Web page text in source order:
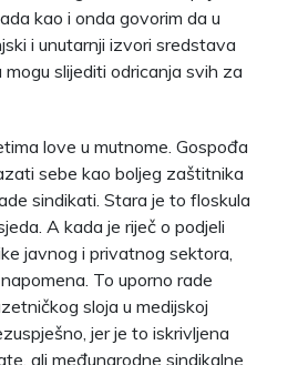
kao i onda govorim da u
i unutarnji izvori sredstava
slijediti odricanja svih za
love u mutnome. Gospođa
sebe kao boljeg zaštitnika
sindikati. Stara je to floskula
A kada je riječ o podjeli
javnog i privatnog sektora,
To uporno rade
sloja u medijskoj
jer je to iskrivljena
ali međunarodne sindikalne